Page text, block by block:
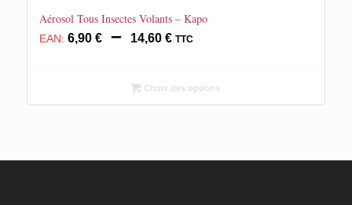
Aérosol Tous Insectes Volants – Kapo
EAN: 6,90 € – 14,60 €Plage
6,90 €
à
TTC
Choix des options